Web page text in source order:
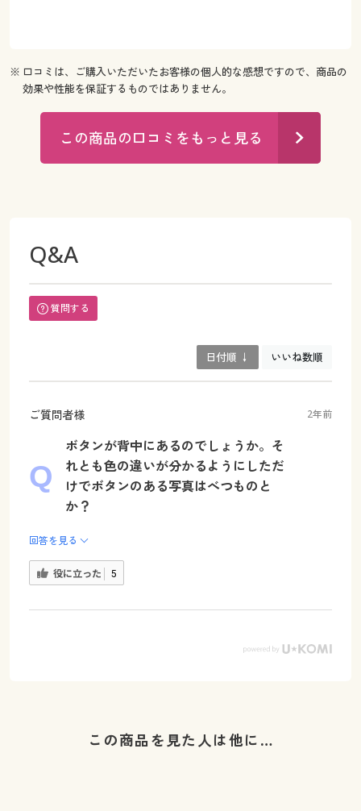
※ 口コミは、ご購入いただいたお客様の個人的な感想ですので、商品の
効果や性能を保証するものではありません。
この商品の口コミをもっと見る
Q&A
質問する
日付順 ↓ いいね数順
ご質問者様 2年前
ボタンが背中にあるのでしょうか。そ
れとも色の違いが分かるようにしただ
けでボタンのある写真はべつものと
か？
回答を見る
役に立った 5
この商品を見た人は他に…